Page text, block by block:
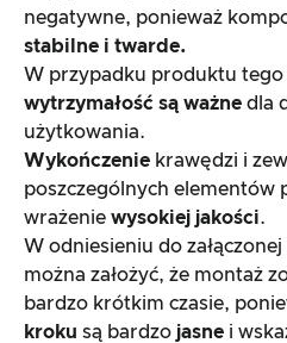
negatywne, ponieważ
stabilne i twarde.
W przypadku produktu tego
wytrzymałość są ważne dla
użytkowania.
Wykończenie krawędzi i
poszczególnych elementów
wrażenie wysokiej jakości.
W odniesieniu do załączonej
można założyć, że montaż
bardzo krótkim czasie,
kroku są bardzo jasne i